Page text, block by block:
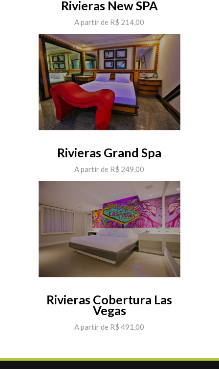
Rivieras New SPA
A partir de R$ 214,00
Rivieras Grand Spa
A partir de R$ 249,00
Rivieras Cobertura Las
Vegas
A partir de R$ 491,00